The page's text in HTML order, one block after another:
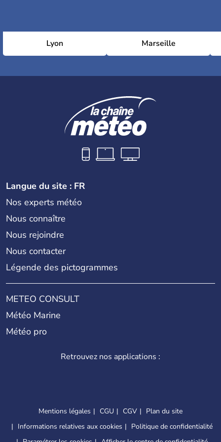
Lyon Marseille
Langue du site : FR
Nos experts météo
Nous connaître
Nous rejoindre
Nous contacter
Légende des pictogrammes
METEO CONSULT
Météo Marine
Météo pro
Retrouvez nos applications :
Mentions légales CGU CGV
Plan du site
Informations relatives aux cookies
Politique de confidentialité